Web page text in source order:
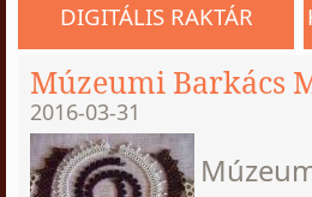
DIGITÁLIS RAKTÁR
Múzeumi Barkács
2016-03-31